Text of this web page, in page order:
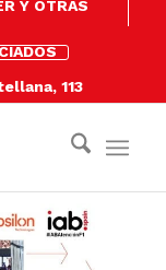
Y OTRAS
113